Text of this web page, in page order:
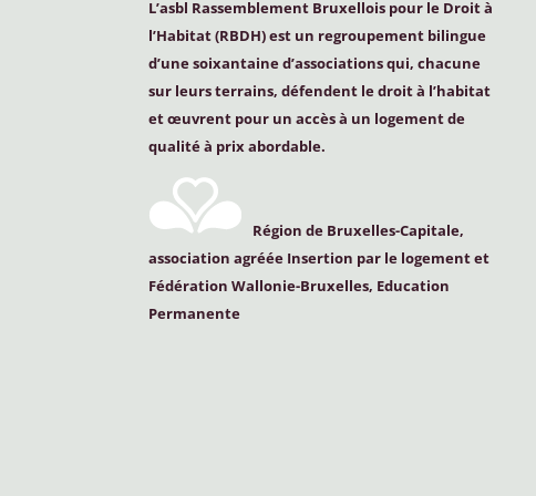
L’asbl Rassemblement Bruxellois pour le Droit à
l’Habitat (RBDH) est un regroupement bilingue
d’une soixantaine d’associations qui, chacune
sur leurs terrains, défendent le droit à l’habitat
et œuvrent pour un accès à un logement de
qualité à prix abordable.
Région de Bruxelles-Capitale,
association agréée Insertion par le logement et
Fédération Wallonie-Bruxelles, Education
Permanente